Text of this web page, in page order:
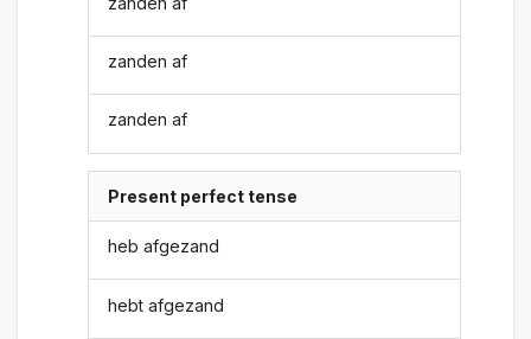
zanden af
zanden af
Present perfect tense
heb afgezand
hebt afgezand